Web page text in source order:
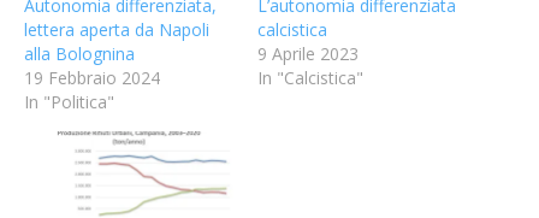
Autonomia differenziata,
lettera aperta da Napoli
alla Bolognina
19 Febbraio 2024
In "Politica"
L’autonomia differenziata
calcistica
9 Aprile 2023
In "Calcistica"